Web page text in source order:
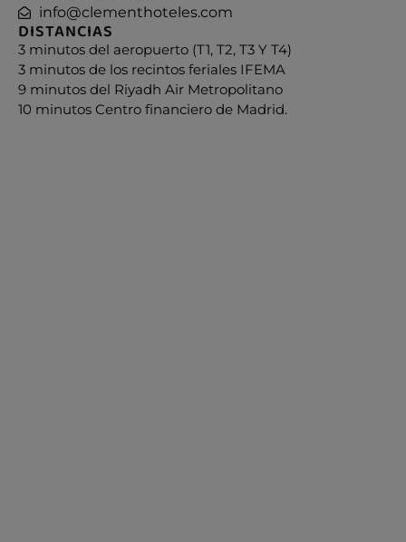
info@clementhoteles.com
DISTANCIAS
3 minutos del aeropuerto (T1, T2, T3 Y T4)
3 minutos de los recintos feriales IFEMA
9 minutos del Riyadh Air Metropolitano
10 minutos Centro financiero de Madrid.